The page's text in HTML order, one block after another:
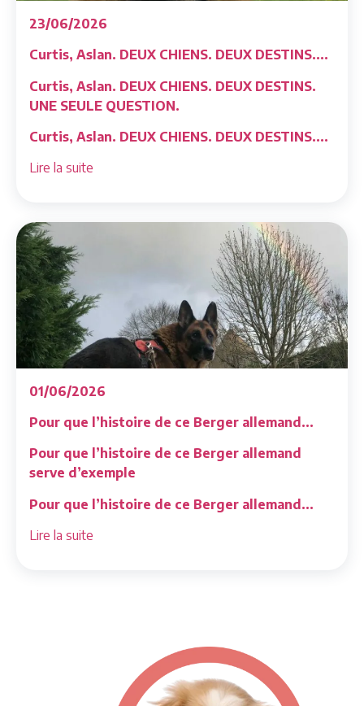
23/06/2026
Curtis, Aslan. DEUX CHIENS. DEUX DESTINS....
Curtis, Aslan. DEUX CHIENS. DEUX DESTINS.
UNE SEULE QUESTION.
Curtis, Aslan. DEUX CHIENS. DEUX DESTINS....
Lire la suite
01/06/2026
Pour que l’histoire de ce Berger allemand...
Pour que l’histoire de ce Berger allemand
serve d’exemple
Pour que l’histoire de ce Berger allemand...
Lire la suite